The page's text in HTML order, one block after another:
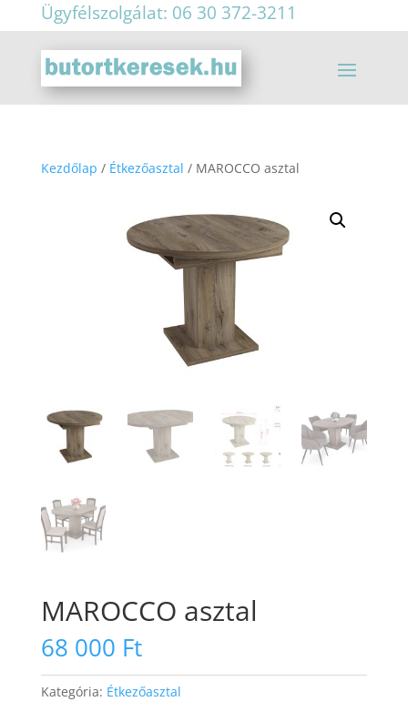
Ügyfélszolgálat: 06 30 372-3211
Kezdőlap / Étkezőasztal / MAROCCO asztal
MAROCCO asztal
68 000 Ft
Kategória: Étkezőasztal